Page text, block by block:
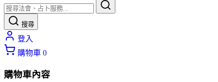
搜尋
登入
購物車 0
購物車內容